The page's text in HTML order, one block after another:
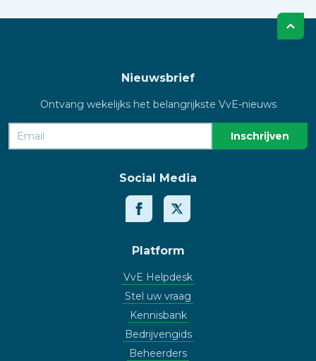
Nieuwsbrief
Ontvang wekelijks het belangrijkste VvE-nieuws
Social Media
Platform
VvE Helpdesk
Stel uw vraag
Kennisbank
Bedrijvengids
Beheerders